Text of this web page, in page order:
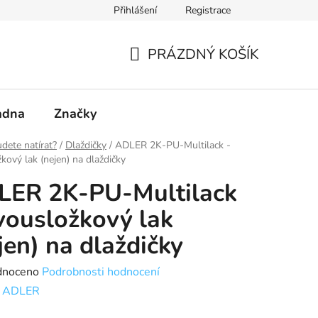
Přihlášení Registrace
PRÁZDNÝ KOŠÍK
Značky
natírat? / Dlaždičky / ADLER 2K-PU-Multilack -
lak (nejen) na dlaždičky
2K-PU-Multilack
lak
na dlaždičky
Podrobnosti hodnocení
ADLER